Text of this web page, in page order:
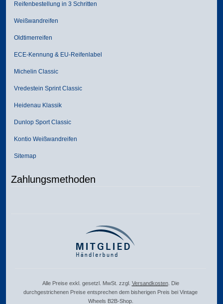
Reifenbestellung in 3 Schritten
Weißwandreifen
Oldtimerreifen
ECE-Kennung & EU-Reifenlabel
Michelin Classic
Vredestein Sprint Classic
Heidenau Klassik
Dunlop Sport Classic
Kontio Weißwandreifen
Sitemap
Zahlungsmethoden
Alle Preise exkl. gesetzl. MwSt. zzgl. Versandkosten. Die
durchgestrichenen Preise entsprechen dem bisherigen Preis bei Vintage
Wheels B2B-Shop.